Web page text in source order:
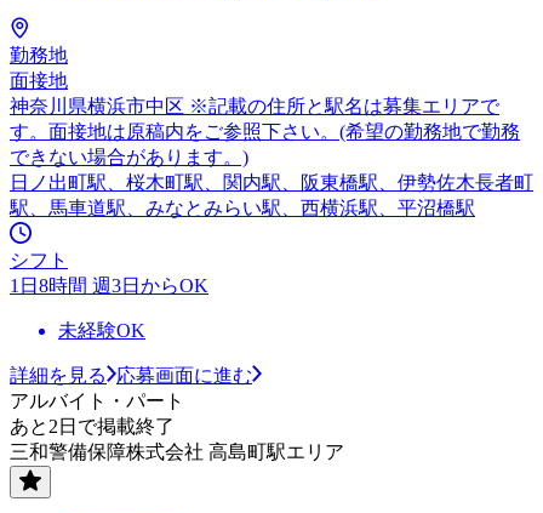
勤務地
面接地
神奈川県横浜市中区 ※記載の住所と駅名は募集エリアで
す。面接地は原稿内をご参照下さい。(希望の勤務地で勤務
できない場合があります。)
日ノ出町駅、桜木町駅、関内駅、阪東橋駅、伊勢佐木長者町
駅、馬車道駅、みなとみらい駅、西横浜駅、平沼橋駅
シフト
1日8時間 週3日からOK
未経験OK
詳細を見る
応募画面に進む
アルバイト・パート
あと2日で掲載終了
三和警備保障株式会社 高島町駅エリア